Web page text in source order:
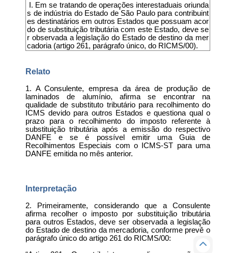
I. Em se tratando de operações interestaduais oriunda
s de indústria do Estado de São Paulo para contribuint
es destinatários em outros Estados que possuam acor
do de substituição tributária com este Estado, deve se
r observada a legislação do Estado de destino da mer
cadoria (artigo 261, parágrafo único, do RICMS/00).
Relato
1. A Consulente, empresa da área de produção de
laminados de alumínio, afirma se encontrar na
qualidade de substituto tributário para recolhimento do
ICMS devido para outros Estados e questiona qual o
prazo para o recolhimento do imposto referente à
substituição tributária após a emissão do respectivo
DANFE e se é possível emitir uma Guia de
Recolhimentos Especiais com o ICMS-ST para uma
DANFE emitida no mês anterior.
Interpretação
2. Primeiramente, considerando que a Consulente
afirma recolher o imposto por substituição tributária
para outros Estados, deve ser observada a legislação
do Estado de destino da mercadoria, conforme prevê o
parágrafo único do artigo 261 do RICMS/00: